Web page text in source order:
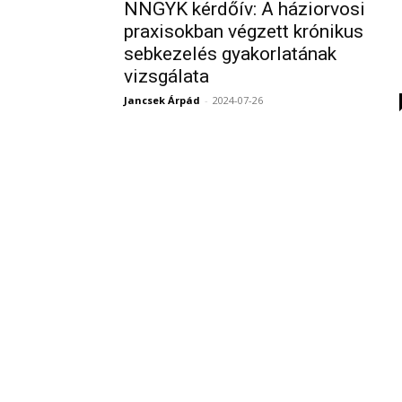
NNGYK kérdőív: A háziorvosi
praxisokban végzett krónikus
sebkezelés gyakorlatának
vizsgálata
Jancsek Árpád - 2024-07-26